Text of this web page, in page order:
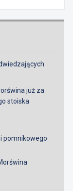
już za
stoiska
pomnikowego